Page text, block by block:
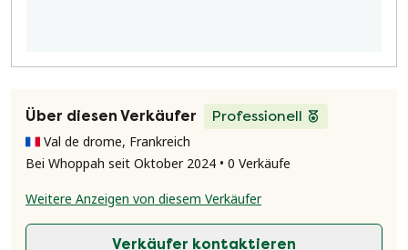
Über diesen Verkäufer
Professionell
Val de drome, Frankreich
Bei Whoppah seit Oktober 2024 • 0 Verkäufe
Weitere Anzeigen von diesem Verkäufer
Verkäufer kontaktieren